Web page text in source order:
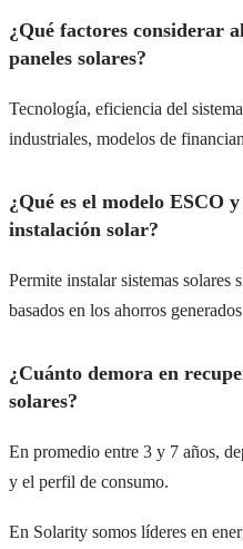
¿Qué factores considerar
paneles solares?
Tecnología, eficiencia del
industriales, modelos de
¿Qué es el modelo ESCO
instalación solar?
Permite instalar sistemas
basados en los ahorros
¿Cuánto demora en
solares?
En promedio entre 3 y 7 años,
y el perfil de consumo.
En Solarity somos líderes en